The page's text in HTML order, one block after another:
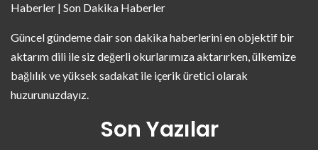
Haberler | Son Dakika Haberler
Güncel gündeme dair son dakika haberlerini en objektif bir
aktarım dili ile siz değerli okurlarımıza aktarırken, ülkemize
bağlılık ve yüksek sadakat ile içerik üretici olarak
huzurunuzdayız.
Son Yazılar